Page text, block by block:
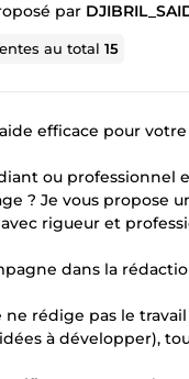
par
au total15
efficace pour
ou professionnel
? Je vous propose
rigueur et
dans la
rédige pas le
à développer),